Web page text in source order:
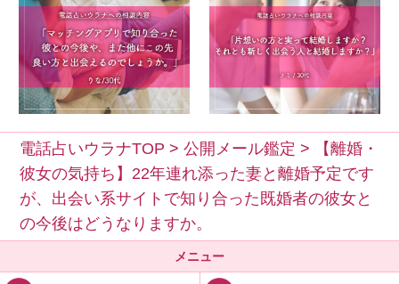
電話占いウラナTOP >公開メール鑑定 >
【離婚・
彼女の気持ち】22年連れ添った妻と離婚予定です
が、出会い系サイトで知り合った既婚者の彼女と
の今後はどうなりますか。
メニュー